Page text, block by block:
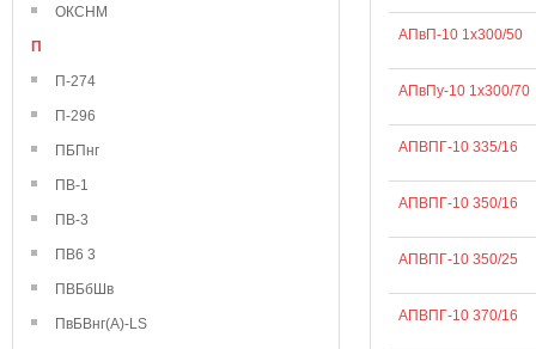
ОКСНМ
П
П-274
П-296
ПБПнг
ПВ-1
ПВ-3
ПВ6 3
ПВБбШв
ПвБВнг(А)-LS
АПвП-10 1х300/50
АПвПу-10 1х300/70
АПВПГ-10 335/16
АПВПГ-10 350/16
АПВПГ-10 350/25
АПВПГ-10 370/16